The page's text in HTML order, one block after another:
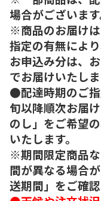
場合がございます
※商品のお届け
指定の有無によ
お申込み分は、
でお届けいたしま
●配達時期のご
旬以降順次お届
のし」をご希望
いたします。
※期間限定商品
間が異なる場合
送期間」をご確認